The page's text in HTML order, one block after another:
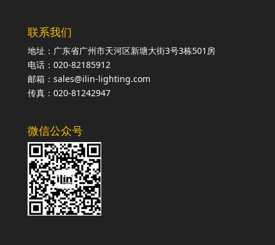
联系我们
地址：广东省广州市天河区新塘大街3号3栋501房
电话：020-82185912
邮箱：sales@ilin-lighting.com
传真：020-81242947
微信公众号